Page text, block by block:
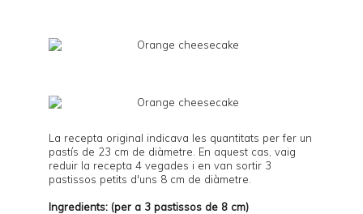
La recepta original indicava les quantitats per fer un
pastís de 23 cm de diàmetre. En aquest cas, vaig
reduir la recepta 4 vegades i en van sortir 3
pastissos petits d'uns 8 cm de diàmetre.
Ingredients: (per a 3 pastissos de 8 cm)